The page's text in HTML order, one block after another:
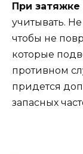
При затяжке
учитывать.
чтобы не
которые
противном
придется
запасных